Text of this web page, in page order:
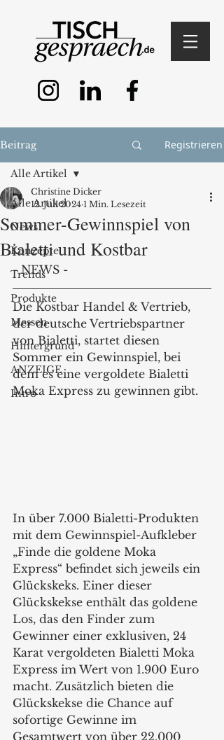
Beitrag Registrieren
Alle Artikel
News
Konzepte
Trends
Produkte
Messen
Hintergrund
ANZEIGE
Intro
Alle Artikel
Sommer-Gewinnspiel von
Bialetti und Kostbar
Christine Dicker
12. Juli 2024 1 Min. Lesezeit
- NEWS -
Die Kostbar Handel & Vertrieb,
der deutsche Vertriebspartner
von Bialetti, startet diesen
Sommer ein Gewinnspiel, bei
dem es eine vergoldete Bialetti
Moka Express zu gewinnen gibt.
In über 7.000 Bialetti-Produkten
mit dem Gewinnspiel-Aufkleber
„Finde die goldene Moka
Express“ befindet sich jeweils ein
Glückskeks. Einer dieser
Glückskekse enthält das goldene
Los, das den Finder zum
Gewinner einer exklusiven, 24
Karat vergoldeten Bialetti Moka
Express im Wert von 1.900 Euro
macht. Zusätzlich bieten die
Glückskekse die Chance auf
sofortige Gewinne im
Gesamtwert von über 22.000